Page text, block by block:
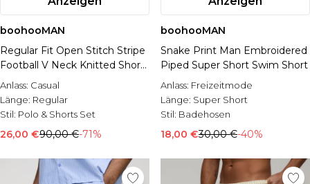
boohooMAN
Regular Fit Open Stitch Stripe
Football V Neck Knitted Short
Set
Anlass: Casual
Länge: Regular
Stil: Polo & Shorts Set
26,00 €90,00 €-71%
boohooMAN
Snake Print Man Embroidered
Piped Super Short Swim Short
Anlass: Freizeitmode
Länge: Super Short
Stil: Badehosen
18,00 €30,00 €-40%